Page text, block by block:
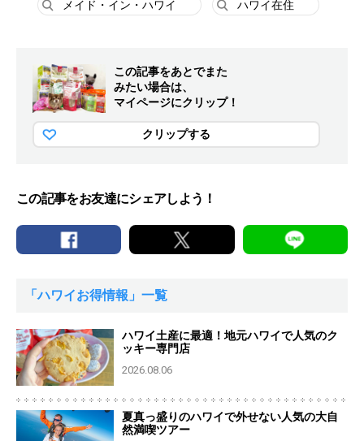
メイド・イン・ハワイ ハワイ在住
この記事をあとでまた
みたい場合は、
マイページにクリップ！
クリップする
この記事をお友達にシェアしよう！
「ハワイお得情報」一覧
ハワイ土産に最適！地元ハワイで人気のク
ッキー専門店
2026.08.06
夏真っ盛りのハワイで外せない人気の大自
然満喫ツアー